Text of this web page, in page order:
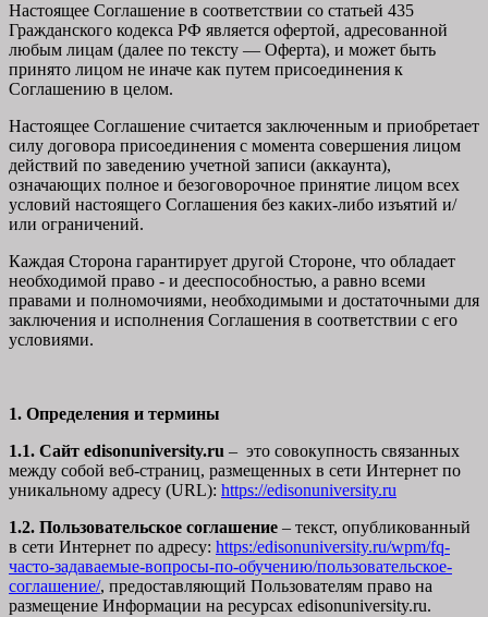
Настоящее Соглашение в соответствии со статьей 435
Гражданского кодекса РФ является офертой, адресованной
любым лицам (далее по тексту — Оферта), и может быть
принято лицом не иначе как путем присоединения к
Соглашению в целом.
Настоящее Соглашение считается заключенным и приобретает
силу договора присоединения с момента совершения лицом
действий по заведению учетной записи (аккаунта),
означающих полное и безоговорочное принятие лицом всех
условий настоящего Соглашения без каких-либо изъятий и/
или ограничений.
Каждая Сторона гарантирует другой Стороне, что обладает
необходимой право - и дееспособностью, а равно всеми
правами и полномочиями, необходимыми и достаточными для
заключения и исполнения Соглашения в соответствии с его
условиями.
1. Определения и термины
1.1. Сайт edisonuniversity.ru – это совокупность связанных
между собой веб-страниц, размещенных в сети Интернет по
уникальному адресу (URL): https://edisonuniversity.ru
1.2. Пользовательское соглашение – текст, опубликованный
в сети Интернет по адресу: https:/edisonuniversity.ru/wpm/fq-
часто-задаваемые-вопросы-по-обучению/пользовательское-
соглашение/, предоставляющий Пользователям право на
размещение Информации на ресурсах edisonuniversity.ru.